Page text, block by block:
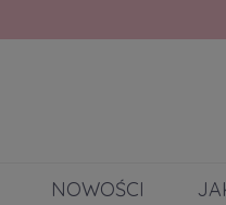
NOWOŚCI